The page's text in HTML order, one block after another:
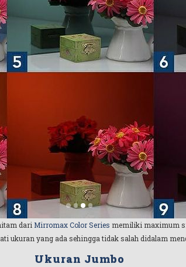
dari Mirromax Color Series memiliki maximum
ukuran yang ada sehingga tidak salah didalam
Ukuran Jumbo